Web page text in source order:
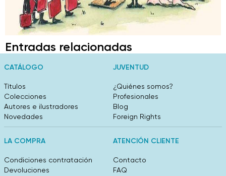
Entradas relacionadas
CATÁLOGO
Títulos
Colecciones
Autores e ilustradores
Novedades
JUVENTUD
¿Quiénes somos?
Profesionales
Blog
Foreign Rights
LA COMPRA
Condiciones contratación
Devoluciones
ATENCIÓN CLIENTE
Contacto
FAQ